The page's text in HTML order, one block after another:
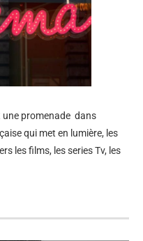
une promenade dans
qui met en lumière, les
les films, les series Tv, les